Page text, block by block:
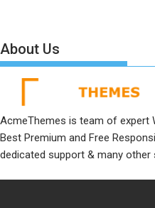
About Us
AcmeThemes is team of expert
Best Premium and Free
dedicated support & many other